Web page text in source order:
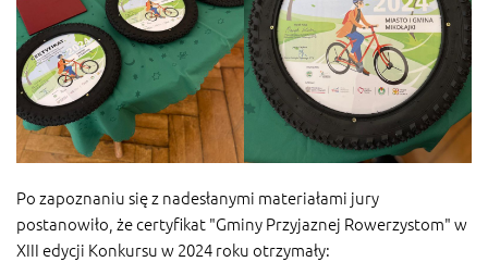
Po zapoznaniu się z nadesłanymi materiałami jury
postanowiło, że certyfikat "Gminy Przyjaznej Rowerzystom" w
XIII edycji Konkursu w 2024 roku otrzymały: